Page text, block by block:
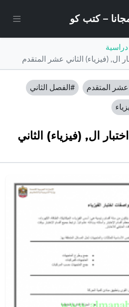
ال, (فيزياء) الثاني عشر المتقدم
عشر المتقدم #الفصل الثاني
ال, (فيزياء) الثاني